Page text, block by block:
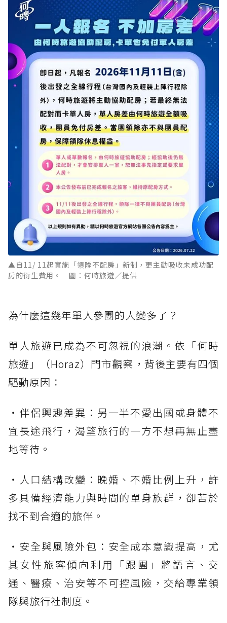
▲自11/ 11起實施「領隊不配房」新制，更主動吸收未成功配
房的衍生費用。 圖：何時旅遊／提供
為什麼這幾年單人參團的人變多了？
單人旅遊已成為不可忽視的浪潮。依「何時
旅遊」（Horaz）門市觀察，背後主要有四個
驅動原因：
・伴侶興趣差異：另一半不愛出國或身體不
宜長途飛行，渴望旅行的一方不想再無止盡
地等待。
・人口結構改變：晚婚、不婚比例上升，許
多具備經濟能力與時間的單身族群，卻苦於
找不到合適的旅伴。
・安全與風險外包：安全成本意識提高，尤
其女性旅客傾向利用「跟團」將語言、交
通、醫療、治安等不可控風險，交給專業領
隊與旅行社制度。